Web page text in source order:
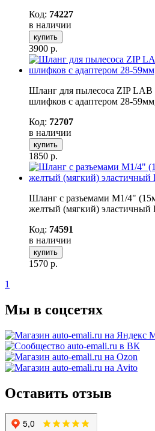
Код: 74227
в наличии
купить
3900 р.
Шланг для пылесоса ZIP
шлифков с адаптером 28-
Код: 72707
в наличии
купить
1850 р.
Шланг с разъемами M1/4"
желтый (мягкий) эластичный
Код: 74591
в наличии
купить
1570 р.
1
Мы в соцсетях
Оставить отзыв